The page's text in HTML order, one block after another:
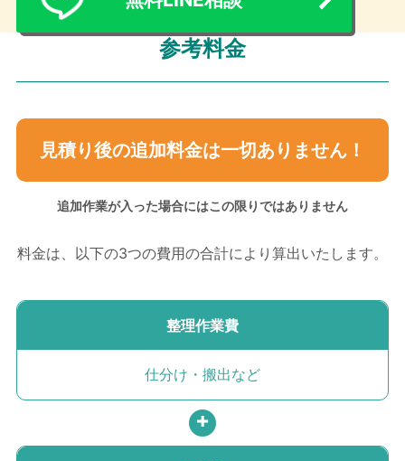
参考料金
見積り後の追加料金は一切ありません！
追加作業が入った場合にはこの限りではありません
料金は、以下の3つの費用の合計により算出いたします。
整理作業費
仕分け・搬出など